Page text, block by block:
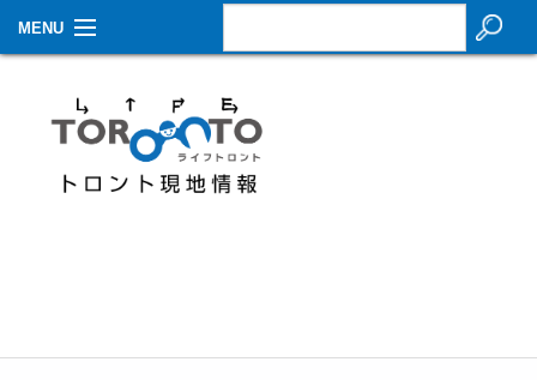
MENU
生活情報
その他